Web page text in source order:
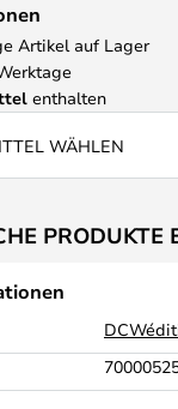
Artikel auf Lager
enthalten
WÄHLEN
PRODUKTE